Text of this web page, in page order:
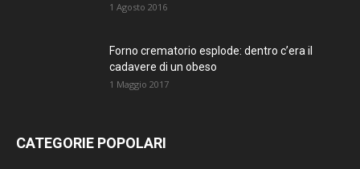
1 Agosto 2016
Forno crematorio esplode: dentro c’era il
cadavere di un obeso
1 Maggio 2017
CATEGORIE POPOLARI